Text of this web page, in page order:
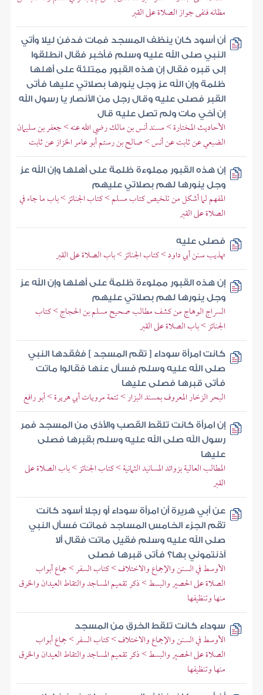
مظانه فنفى جواز الصلاة على القبر
أن أسود كان ينظف المسجد فمات فدفن ليلا وأتي
النبي صلى الله عليه وسلم فأخبر فقال انطلقوا
إلى قبره فقال إن هذه القبور ممتلئة على أهلها
ظلمة وإن الله عز وجل ينورها بصلاتي عليها فأتى
القبر فصلى عليه وقال رجل من الأنصار يا رسول الله
إن أخي مات ولم تصل عليه قال
الأحاديث المختارة > مسند أنس بن مالك رضي الله عنه > جعفر بن سليمان
الضبعي عن ثابت عن أنس > صالح بن رستم أبو عامر الخزاز عن ثابت
إن هذه القبور مملوءة ظلمة على أهلها وإن الله عز
وجل ينورها لهم بصلاتي عليهم
المفهم لما أشكل من تلخيص كتاب مسلم > كتاب الجنائز > باب ما جاء في
الصلاة على القبر
فصلى عليه
تهذيب سنن أبي داود > كتاب الجنائز > باب الصلاة على القبر
إن هذه القبور مملوءة ظلمة على أهلها وإن الله عز
وجل ينورها لهم بصلاتي عليهم
السراج الوهاج من كشف مطالب صحيح مسلم بن الحجاج > كتاب
الجنائز > باب الصلاة على القبر
كانت امرأة سوداء [ تقم المسجد ] ففقدها النبي
صلى الله عليه وسلم فسأل عنها فقالوا ماتت
فأتى قبرها فصلى عليها
البحر الزخار المعروف بمسند البزار > تتمة مرويات أبي هريرة > أبو رافع
إن امرأة كانت تلقط القصب والأذى من المسجد فمر
رسول الله صلى الله عليه وسلم بقبرها فصلى
عليها
المطالب العالية بزوائد المسانيد الثمانية > كتاب الجنائز > باب الصلاة على
القبر
عن أبي هريرة أن امرأة سوداء أو رجلا أسود كانت
تقم الجزء الخامس المساجد فماتت فسأل النبي
صلى الله عليه وسلم فقيل ماتت فقال ألا
آذنتموني بها؟ فأتى قبرها فصلى
الأوسط في السنن والإجماع والاختلاف > كتاب السفر > جماع أبواب
الصلاة على الحصير والبسط > ذكر تقميم المساجد والتقاط العيدان والخرق
منها وتنظيفها
سوداء كانت تلقط الخرق من المسجد
الأوسط في السنن والإجماع والاختلاف > كتاب السفر > جماع أبواب
الصلاة على الحصير والبسط > ذكر تقميم المساجد والتقاط العيدان والخرق
منها وتنظيفها